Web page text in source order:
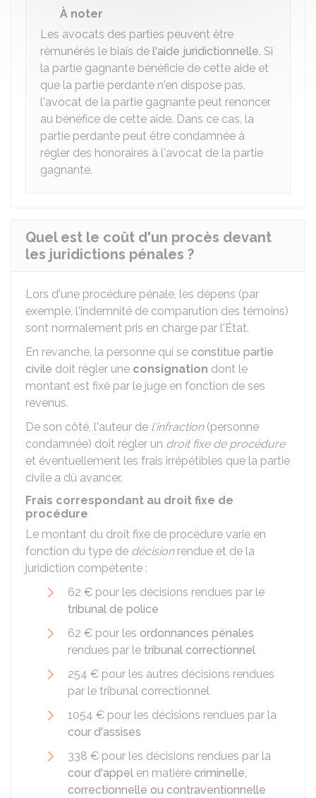
À noter
Les avocats des parties peuvent être
rémunérés le biais de l'aide juridictionnelle. Si
la partie gagnante bénéficie de cette aide et
que la partie perdante n'en dispose pas,
l'avocat de la partie gagnante peut renoncer
au bénéfice de cette aide. Dans ce cas, la
partie perdante peut être condamnée à
régler des honoraires à l'avocat de la partie
gagnante.
Quel est le coût d'un procès devant
les juridictions pénales ?
Lors d'une procédure pénale, les dépens (par
exemple, l'indemnité de comparution des témoins)
sont normalement pris en charge par l'État.
En revanche, la personne qui se constitue partie
civile doit régler une consignation dont le
montant est fixé par le juge en fonction de ses
revenus.
De son côté, l'auteur de l'infraction(personne
condamnée) doit régler un droit fixe de procédure
et éventuellement les frais irrépétibles que la partie
civile a dû avancer.
Frais correspondant au droit fixe de
procédure
Le montant du droit fixe de procédure varie en
fonction du type de décisionrendue et de la
juridiction compétente :
62 € pour les décisions rendues par le
tribunal de police
62 € pour les ordonnances pénales
rendues par le tribunal correctionnel
254 € pour les autres décisions rendues
par le tribunal correctionnel
1054 € pour les décisions rendues par la
cour d'assises
338 € pour les décisions rendues par la
cour d'appel en matière criminelle,
correctionnelle ou contraventionnelle